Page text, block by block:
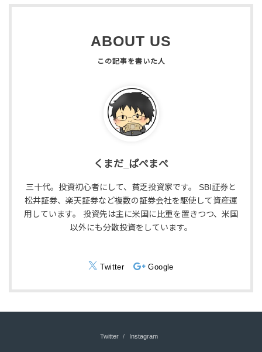
ABOUT US
くまだ_ぱぺまぺ
三十代。投資初心者にして、貧乏投資家です。 SBI証券と
松井証券、楽天証券など複数の証券会社を駆使して資産運
用しています。 投資先は主に米国に比重を置きつつ、米国
以外にも分散投資をしています。
Twitter Google
Twitter Instagram